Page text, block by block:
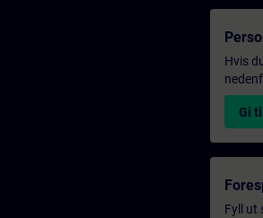
Hvis
Gi
Fyll ut